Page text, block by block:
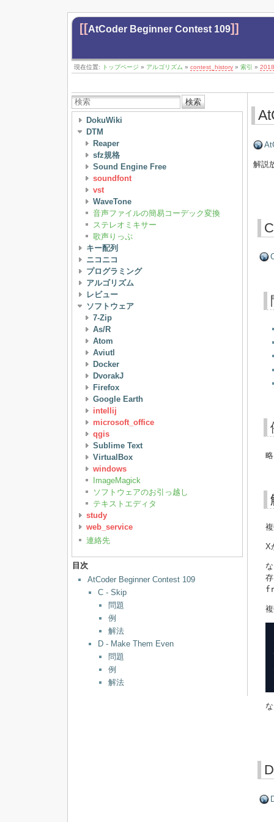
[[AtCoder Beginner Contest 109]]
現在位置: トップページ » アルゴリズム » contest_history » 索引 » 2018
検索
DokuWiki
DTM
Reaper
sfz規格
Sound Engine Free
soundfont
vst
WaveTone
音声ファイルの簡易コーデック変換
ステレオミキサー
歌声りっぷ
キー配列
ニコニコ
プログラミング
アルゴリズム
レビュー
ソフトウェア
7-Zip
As/R
Atom
Aviutl
Docker
DvorakJ
Firefox
Google Earth
intellij
microsoft_office
qgis
Sublime Text
VirtualBox
windows
ImageMagick
ソフトウェアのお引っ越し
テキストエディタ
study
web_service
連絡先
目次
AtCoder Beginner Contest 109
C - Skip
問題
例
解法
D - Make Them Even
問題
例
解法
解説
略
X